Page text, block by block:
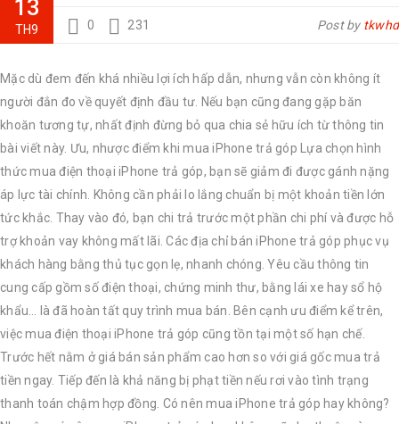
13
TH9 0 231 Post by tkwhd
Mặc dù đem đến khá nhiều lợi ích hấp dẫn, nhưng vẫn còn không ít
người đắn đo về quyết định đầu tư. Nếu bạn cũng đang gặp băn
khoăn tương tự, nhất định đừng bỏ qua chia sẻ hữu ích từ thông tin
bài viết này. Ưu, nhược điểm khi mua iPhone trả góp Lựa chọn hình
thức mua điện thoại iPhone trả góp, bạn sẽ giảm đi được gánh nặng
áp lực tài chính. Không cần phải lo lắng chuẩn bị một khoản tiền lớn
tức khắc. Thay vào đó, bạn chi trả trước một phần chi phí và được hỗ
trợ khoản vay không mất lãi. Các địa chỉ bán iPhone trả góp phục vụ
khách hàng bằng thủ tục gọn lẹ, nhanh chóng. Yêu cầu thông tin
cung cấp gồm số điện thoại, chứng minh thư, bằng lái xe hay sổ hộ
khẩu… là đã hoàn tất quy trình mua bán. Bên cạnh ưu điểm kể trên,
việc mua điện thoại iPhone trả góp cũng tồn tại một số hạn chế.
Trước hết nằm ở giá bán sản phẩm cao hơn so với giá gốc mua trả
tiền ngay. Tiếp đến là khả năng bị phạt tiền nếu rơi vào tình trạng
thanh toán chậm hợp đồng. Có nên mua iPhone trả góp hay không?